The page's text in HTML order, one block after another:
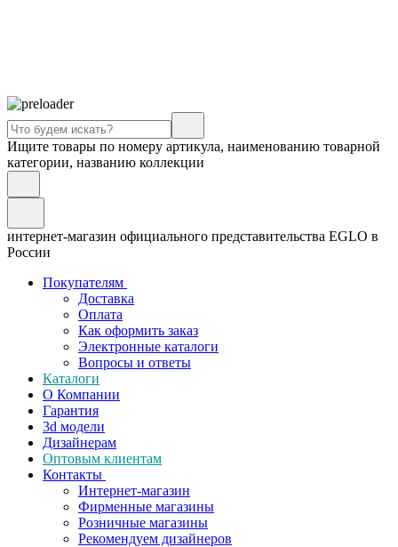
Ищите товары по номеру артикула, наименованию товарной
категории, названию коллекции
интернет-магазин официального представительства EGLO в
России
Покупателям
Доставка
Оплата
Как оформить заказ
Электронные каталоги
Вопросы и ответы
Каталоги
О Компании
Гарантия
3d модели
Дизайнерам
Оптовым клиентам
Контакты
Интернет-магазин
Фирменные магазины
Розничные магазины
Рекомендуем дизайнеров